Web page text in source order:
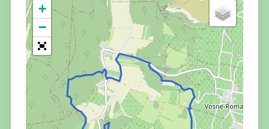
+
−